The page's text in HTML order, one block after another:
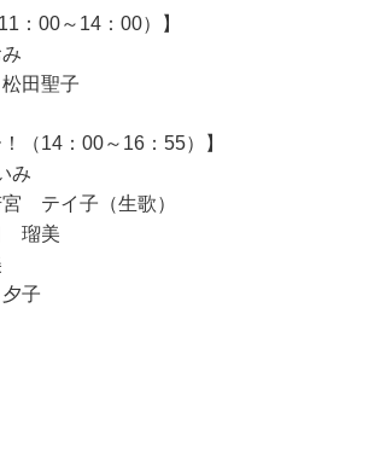
：00～14：00）】
田聖子
（14：00～16：55）】
み
テイ子（生歌）
瑠美
子